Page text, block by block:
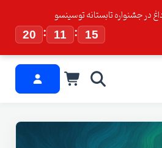
در جشنواره تابستانه توسینسو
20
: 11 : 14